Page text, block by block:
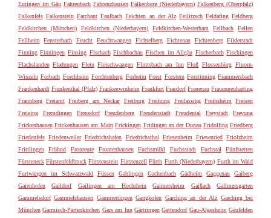
Eutingen im Gäu Fahrenbach Fahrenzhausen Falkenberg (Niederbayern) Falkenberg (Oberpfalz)
Falkenfels Falkenstein Farchant Faulbach Feichten an der Alz Feilitzsch Feldafing Feldberg
Feldkirchen (München)
Feldkirchen (Niederbayern) Feldkirchen-Westerham Fellbach
Fellen
Fellheim
Fensterbach Feucht Feuchtwangen Fichtelberg Fichtenau Fichtenberg
Filderstadt
Finning Finningen Finsing Fischach Fischbachau Fischen im Allgäu Fischerbach Fischingen
Flachslanden Fladungen Flein Fleischwangen Flintsbach am Inn Floß Flossenbürg Fluorn-
Winzeln Forbach Forchheim Forchtenberg Forheim Forst Forstern Forstinning Frammersbach
Frankenhardt Frankenthal (Pfalz) Frankenwinheim Frankfurt Frasdorf Frauenau Frauenneuharting
Fraunberg Freiamt Freiberg am Neckar Freiburg Freihung Freilassing Freinsheim
Freisen
Freising
Fremdingen Frensdorf Freudenberg Freudenstadt Freudental Freystadt
Freyung
Frickenhausen Frickenhausen am Main Frickingen Fridingen an der Donau Fridolfing Friedberg
Friedenfels Friedenweiler Friedrichshafen Friedrichsthal Friesenheim Friesenried Friolzheim
Frittlingen
Fröhnd Fronreute Frontenhausen Fuchsmühl Fuchsstadt Fuchstal
Fünfstetten
Fürsteneck Fürstenfeldbruck Fürstenstein Fürstenzell Fürth Furth (Niederbayern) Furth im Wald
Furtwangen im Schwarzwald
Füssen Gablingen Gachenbach Gädheim Gaggenau
Gaiberg
Gaienhofen
Gaildorf Gailingen am Hochrhein Gaimersheim Gaißach
Gallmersgarten
Gammelsdorf Gammelshausen Gammertingen Gangkofen Garching an der Alz Garching bei
München Garmisch-Partenkirchen Gars am Inn Gärtringen Gattendorf Gau-Algesheim Gäufelden